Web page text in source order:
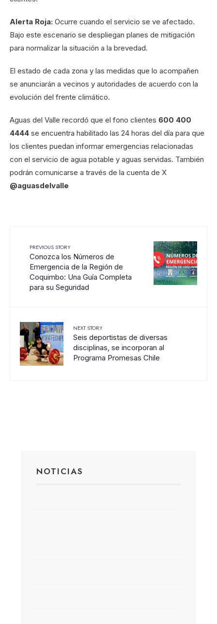
Alerta Roja: Ocurre cuando el servicio se ve afectado.
Bajo este escenario se despliegan planes de mitigación
para normalizar la situación a la brevedad.
El estado de cada zona y las medidas que lo acompañen
se anunciarán a vecinos y autoridades de acuerdo con la
evolución del frente climático.
Aguas del Valle recordó que el fono clientes 600 400
4444 se encuentra habilitado las 24 horas del día para que
los clientes puedan informar emergencias relacionadas
con el servicio de agua potable y aguas servidas. También
podrán comunicarse a través de la cuenta de X
@aguasdelvalle
PREVIOUS STORY
Conozca los Números de
Emergencia de la Región de
Coquimbo: Una Guía Completa
para su Seguridad
NEXT STORY
Seis deportistas de diversas
disciplinas, se incorporan al
Programa Promesas Chile
NOTICIAS